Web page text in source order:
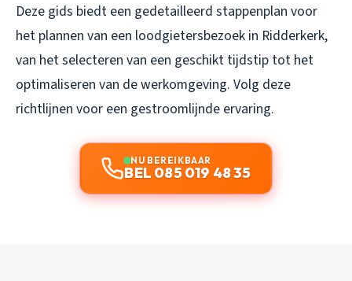
Deze gids biedt een gedetailleerd stappenplan voor
het plannen van een loodgietersbezoek in Ridderkerk,
van het selecteren van een geschikt tijdstip tot het
optimaliseren van de werkomgeving. Volg deze
richtlijnen voor een gestroomlijnde ervaring.
NU BEREIKBAAR
BEL 085 019 48 35